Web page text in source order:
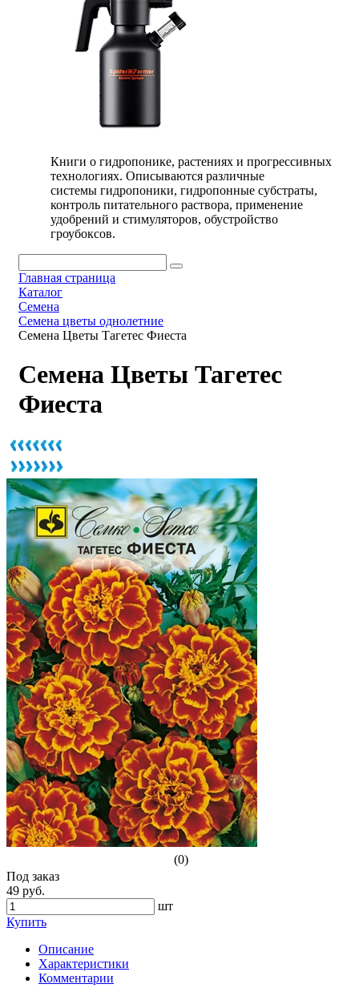
Книги о гидропонике, растениях и прогрессивных
технологиях. Описываются различные
системы гидропоники, гидропонные субстраты,
контроль питательного раствора, применение
удобрений и стимуляторов, обустройство
гроубоксов.
Главная страница
Каталог
Семена
Семена цветы однолетние
Семена Цветы Тагетес Фиеста
Семена Цветы Тагетес
Фиеста
(0)
Под заказ
49 руб.
шт
Купить
Описание
Характеристики
Комментарии